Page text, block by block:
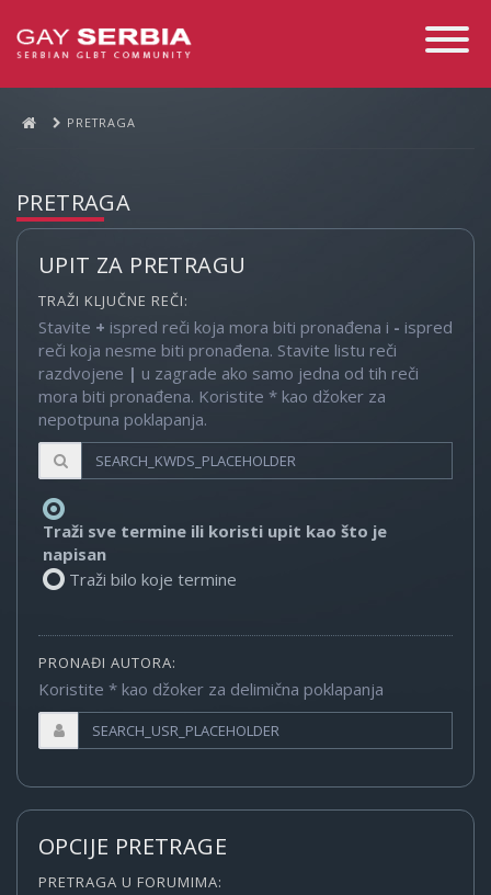
Toggle
PRETRAGA
PRETRAGA
UPIT ZA PRETRAGU
TRAŽI KLJUČNE REČI:
Stavite + ispred reči koja mora biti pronađena i - ispred
reči koja nesme biti pronađena. Stavite listu reči
razdvojene | u zagrade ako samo jedna od tih reči
mora biti pronađena. Koristite * kao džoker za
nepotpuna poklapanja.
Traži sve termine ili koristi upit kao što je
napisan
Traži bilo koje termine
PRONAĐI AUTORA:
Koristite * kao džoker za delimična poklapanja
OPCIJE PRETRAGE
PRETRAGA U FORUMIMA: